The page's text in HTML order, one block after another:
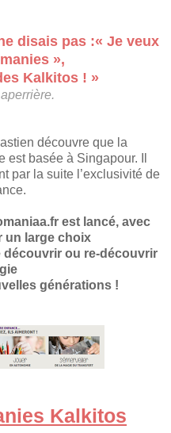
disais pas :« Je veux
»,
Kalkitos ! »
découvre que la
est basée à Singapour.
par la suite l’exclusivité de
est lancé, avec
un large choix
découvrir ou re-découvrir
générations !
nies Kalkitos